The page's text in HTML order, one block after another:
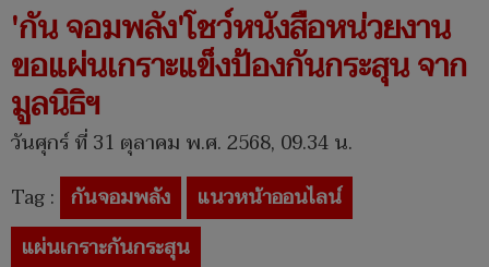
'กัน จอมพลัง'โชว์หนังสือหน่วยงาน
ขอแผ่นเกราะแข็งป้องกันกระสุน จาก
มูลนิธิฯ
วันศุกร์ ที่ 31 ตุลาคม พ.ศ. 2568, 09.34 น.
Tag : กันจอมพลัง
แนวหน้าออนไลน์
แผ่นเกราะกันกระสุน